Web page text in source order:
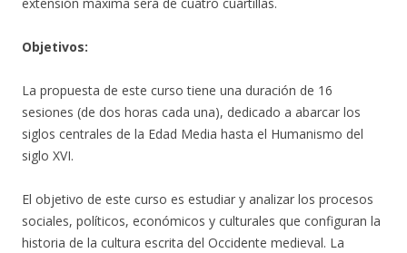
extensión máxima será de cuatro cuartillas.
Objetivos:
La propuesta de este curso tiene una duración de 16
sesiones (de dos horas cada una), dedicado a abarcar los
siglos centrales de la Edad Media hasta el Humanismo del
siglo XVI.
El objetivo de este curso es estudiar y analizar los procesos
sociales, políticos, económicos y culturales que configuran la
historia de la cultura escrita del Occidente medieval. La